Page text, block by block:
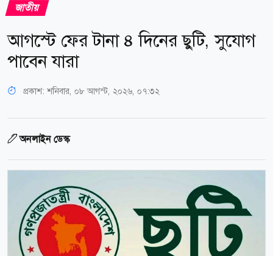
জাতীয়
আগস্টে ফের টানা ৪ দিনের ছুটি, সুযোগ
পাবেন যারা
প্রকাশ:শনিবার, ০৮ আগস্ট, ২০২৬, ০৭:৩২
অনলাইন ডেস্ক